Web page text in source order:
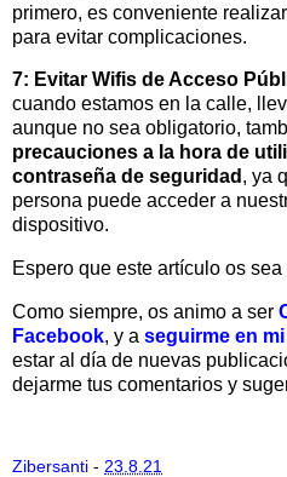
primero, es conveniente
para evitar complicaciones.
7: Evitar Wifis de Acceso
cuando estamos en la calle,
aunque no sea obligatorio,
precauciones a la hora de
contraseña de seguridad , ya
persona puede acceder a
dispositivo.
Espero que este artículo os
Como siempre, os animo a ser
Facebook, y a seguirme en
estar al día de nuevas
dejarme tus comentarios y
Zibersanti - 23.8.21